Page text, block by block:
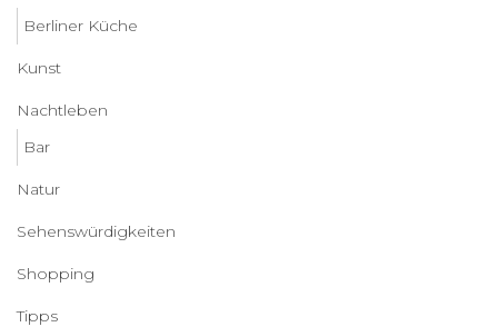
Berliner Küche
Kunst
Nachtleben
Bar
Natur
Sehenswürdigkeiten
Shopping
Tipps